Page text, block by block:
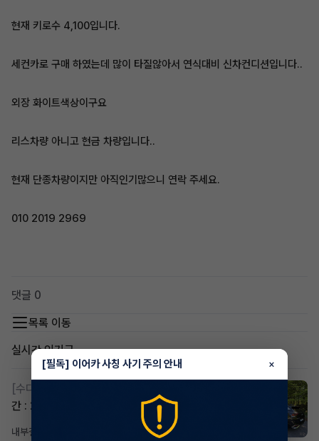
현재 키로수 4,100입니다.
세컨카로 구매 하였는데 많이 타질않아서 연식대비 신차컨디션입니다..
외장 화이트색상이구요
리스차량 아니고 현금 차량입니다..
현재 단종차량이지만 아직인기많으니 연락 주세요.
010 2019 2969
댓글 0
목록 이동
실시간 인기글
[수다방]
간 : 26개월)
내부결재 댓글 1
[필독] 이어카 사칭 사기 주의 안내 ×